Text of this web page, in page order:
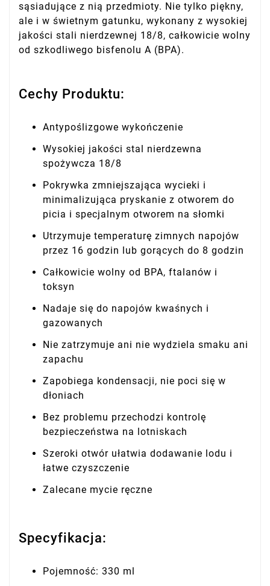
sąsiadujące z nią przedmioty. Nie tylko piękny,
ale i w świetnym gatunku, wykonany z wysokiej
jakości stali nierdzewnej 18/8, całkowicie wolny
od szkodliwego bisfenolu A (BPA).
Cechy Produktu:
Antypoślizgowe wykończenie
Wysokiej jakości stal nierdzewna
spożywcza 18/8
Pokrywka zmniejszająca wycieki i
minimalizująca pryskanie z otworem do
picia i specjalnym otworem na słomki
Utrzymuje temperaturę zimnych napojów
przez 16 godzin lub gorących do 8 godzin
Całkowicie wolny od BPA, ftalanów i
toksyn
Nadaje się do napojów kwaśnych i
gazowanych
Nie zatrzymuje ani nie wydziela smaku ani
zapachu
Zapobiega kondensacji, nie poci się w
dłoniach
Bez problemu przechodzi kontrolę
bezpieczeństwa na lotniskach
Szeroki otwór ułatwia dodawanie lodu i
łatwe czyszczenie
Zalecane mycie ręczne
Specyfikacja:
Pojemność: 330 ml